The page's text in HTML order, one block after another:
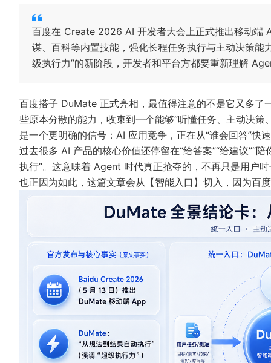
百度在 Create 2026 AI 开发者大会上正式推出移动端
谋、百科等内置技能，强化长程任务执行与主动决策能
级执行力”的新阶段，开发者和平台方都要重新理解
百度搭子 DuMate 正式亮相，最值得注意的不是它又多
些原本分散的能力，收束到一个能够“听懂任务、主动决
是一个更明确的信号：AI 应用竞争，正在从“谁会回答”快
过去很多 AI 产品的核心价值还停留在“给答案”“给建议”“
执行”。这意味着 Agent 时代真正抢夺的，不再只是用户
也正因为如此，这篇文章会从【智能入口】切入，因为百